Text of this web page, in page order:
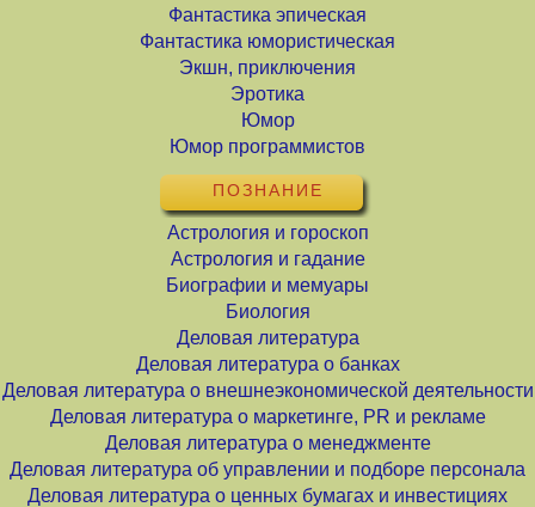
Фантастика эпическая
Фантастика юмористическая
Экшн, приключения
Эротика
Юмор
Юмор программистов
ПОЗНАНИЕ
Астрология и гороскоп
Астрология и гадание
Биографии и мемуары
Биология
Деловая литература
Деловая литература о банках
Деловая литература о внешнеэкономической деятельности
Деловая литература о маркетинге, PR и рекламе
Деловая литература о менеджменте
Деловая литература об управлении и подборе персонала
Деловая литература о ценных бумагах и инвестициях